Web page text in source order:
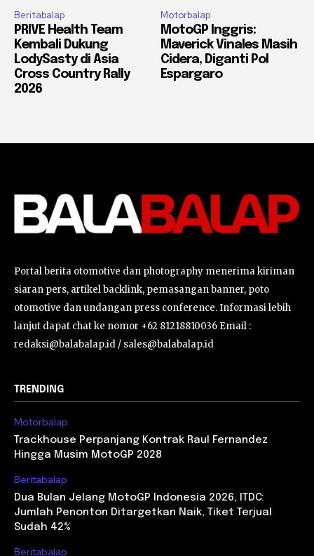
Beritabalap
PRIVE Health Team
Kembali Dukung
LodySasty di Asia
Cross Country Rally
2026
Motorbalap
MotoGP Inggris:
Maverick Vinales Masih
Cidera, Diganti Pol
Espargaro
Portal berita otomotive dan photography menerima kiriman
siaran pers, artikel backlink, pemasangan banner, poto
otomotive dan undangan press conference. Informasi lebih
lanjut dapat chat ke nomor +62 81218810036 Email :
redaksi@balabalap.id / sales@balabalap.id
TRENDING
Motorbalap
Trackhouse Perpanjang Kontrak Raul Fernandez
Hingga Musim MotoGP 2028
Beritabalap
Dua Bulan Jelang MotoGP Indonesia 2026, ITDC:
Jumlah Penonton Ditargetkan Naik, Tiket Terjual
Sudah 42%
Beritabalap